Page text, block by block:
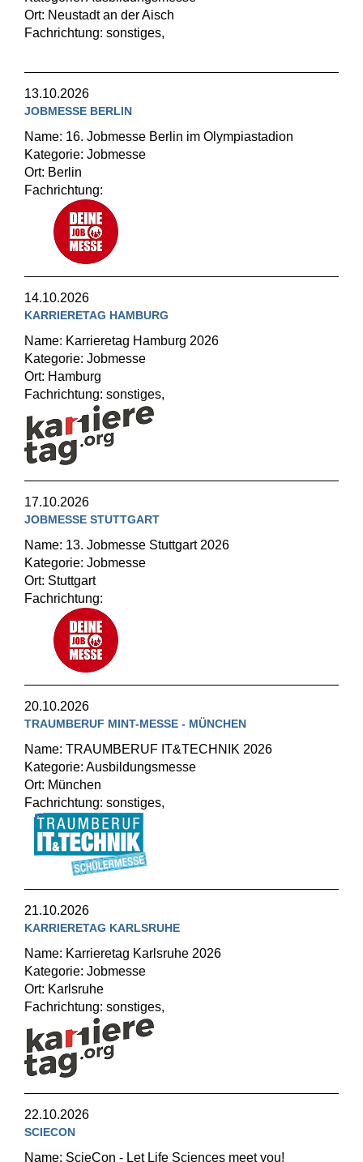
Ort: Neustadt an der Aisch
Fachrichtung: sonstiges,
13.10.2026
JOBMESSE BERLIN
Name: 16. Jobmesse Berlin im Olympiastadion
Kategorie: Jobmesse
Ort: Berlin
Fachrichtung:
14.10.2026
KARRIERETAG HAMBURG
Name: Karrieretag Hamburg 2026
Kategorie: Jobmesse
Ort: Hamburg
Fachrichtung: sonstiges,
17.10.2026
JOBMESSE STUTTGART
Name: 13. Jobmesse Stuttgart 2026
Kategorie: Jobmesse
Ort: Stuttgart
Fachrichtung:
20.10.2026
TRAUMBERUF MINT-MESSE - MÜNCHEN
Name: TRAUMBERUF IT&TECHNIK 2026
Kategorie: Ausbildungsmesse
Ort: München
Fachrichtung: sonstiges,
21.10.2026
KARRIERETAG KARLSRUHE
Name: Karrieretag Karlsruhe 2026
Kategorie: Jobmesse
Ort: Karlsruhe
Fachrichtung: sonstiges,
22.10.2026
SCIECON
Name: ScieCon - Let Life Sciences meet you!